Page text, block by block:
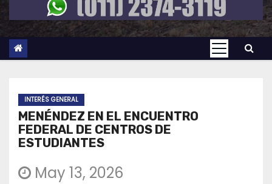
INTERÉS GENERAL
MENÉNDEZ EN EL ENCUENTRO
FEDERAL DE CENTROS DE
ESTUDIANTES
May 13, 2026